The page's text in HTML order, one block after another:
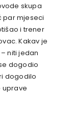
skupa
par mjeseci
i trener
Kakav je
niti jedan
dogodio
dogodilo
uprave